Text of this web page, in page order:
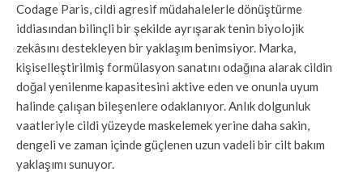
Codage Paris, cildi agresif müdahalelerle dönüştürme
iddiasından bilinçli bir şekilde ayrışarak tenin biyolojik
zekâsını destekleyen bir yaklaşım benimsiyor. Marka,
kişiselleştirilmiş formülasyon sanatını odağına alarak cildin
doğal yenilenme kapasitesini aktive eden ve onunla uyum
halinde çalışan bileşenlere odaklanıyor. Anlık dolgunluk
vaatleriyle cildi yüzeyde maskelemek yerine daha sakin,
dengeli ve zaman içinde güçlenen uzun vadeli bir cilt bakım
yaklaşımı sunuyor.